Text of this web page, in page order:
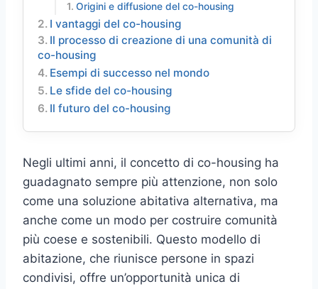
Origini e diffusione del co-housing
I vantaggi del co-housing
Il processo di creazione di una comunità di
co-housing
Esempi di successo nel mondo
Le sfide del co-housing
Il futuro del co-housing
Negli ultimi anni, il concetto di co-housing ha
guadagnato sempre più attenzione, non solo
come una soluzione abitativa alternativa, ma
anche come un modo per costruire comunità
più coese e sostenibili. Questo modello di
abitazione, che riunisce persone in spazi
condivisi, offre un’opportunità unica di